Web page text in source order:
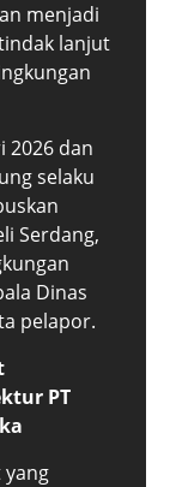
menjadi
lanjut
2026 dan
selaku
Serdang,
Dinas
pelapor.
PT
yang